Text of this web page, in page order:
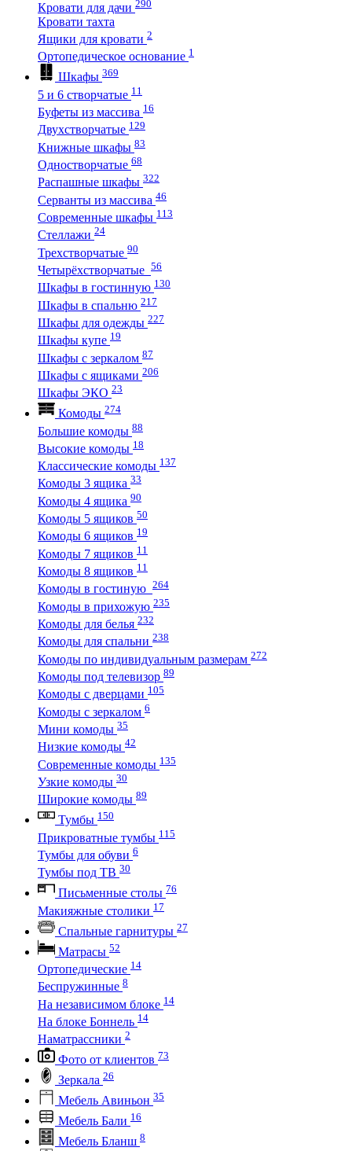
Кровати для дачи 290
Кровати тахта
Ящики для кровати 2
Ортопедическое основание 1
Шкафы 369
5 и 6 створчатые 11
Буфеты из массива 16
Двухстворчатые 129
Книжные шкафы 83
Одностворчатые 68
Распашные шкафы 322
Серванты из массива 46
Современные шкафы 113
Стеллажи 24
Трехстворчатые 90
Четырёхстворчатые 56
Шкафы в гостинную 130
Шкафы в спальню 217
Шкафы для одежды 227
Шкафы купе 19
Шкафы с зеркалом 87
Шкафы с ящиками 206
Шкафы ЭКО 23
Комоды 274
Большие комоды 88
Высокие комоды 18
Классические комоды 137
Комоды 3 ящика 33
Комоды 4 ящика 90
Комоды 5 ящиков 50
Комоды 6 ящиков 19
Комоды 7 ящиков 11
Комоды 8 ящиков 11
Комоды в гостиную 264
Комоды в прихожую 235
Комоды для белья 232
Комоды для спальни 238
Комоды по индивидуальным размерам 272
Комоды под телевизор 89
Комоды с дверцами 105
Комоды с зеркалом 6
Мини комоды 35
Низкие комоды 42
Современные комоды 135
Узкие комоды 30
Широкие комоды 89
Тумбы 150
Прикроватные тумбы 115
Тумбы для обуви 6
Тумбы под ТВ 30
Письменные столы 76
Макияжные столики 17
Спальные гарнитуры 27
Матрасы 52
Ортопедические 14
Беспружинные 8
На независимом блоке 14
На блоке Боннель 14
Наматрассники 2
Фото от клиентов 73
Зеркала 26
Мебель Авиньон 35
Мебель Бали 16
Мебель Бланш 8